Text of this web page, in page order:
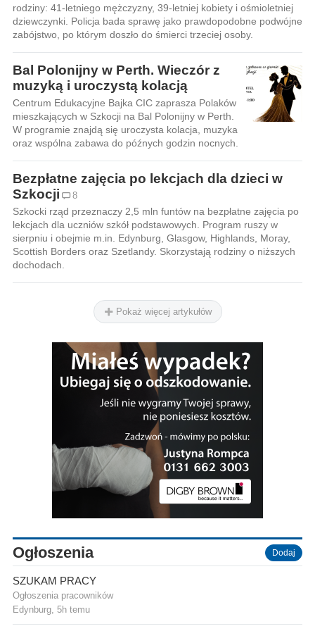
rodziny: 41-letniego mężczyzny, 39-letniej kobiety i ośmioletniej
dziewczynki. Policja bada sprawę jako prawdopodobne podwójne
zabójstwo, po którym doszło do śmierci trzeciej osoby.
Bal Polonijny w Perth. Wieczór z
muzyką i uroczystą kolacją
Centrum Edukacyjne Bajka CIC zaprasza Polaków
mieszkających w Szkocji na Bal Polonijny w Perth.
W programie znajdą się uroczysta kolacja, muzyka
oraz wspólna zabawa do późnych godzin nocnych.
Bezpłatne zajęcia po lekcjach dla dzieci w
Szkocji
8
Szkocki rząd przeznaczy 2,5 mln funtów na bezpłatne zajęcia po
lekcjach dla uczniów szkół podstawowych. Program ruszy w
sierpniu i obejmie m.in. Edynburg, Glasgow, Highlands, Moray,
Scottish Borders oraz Szetlandy. Skorzystają rodziny o niższych
dochodach.
Pokaż więcej artykułów
Ogłoszenia Dodaj
SZUKAM PRACY
Ogłoszenia pracowników
Edynburg, 5h temu